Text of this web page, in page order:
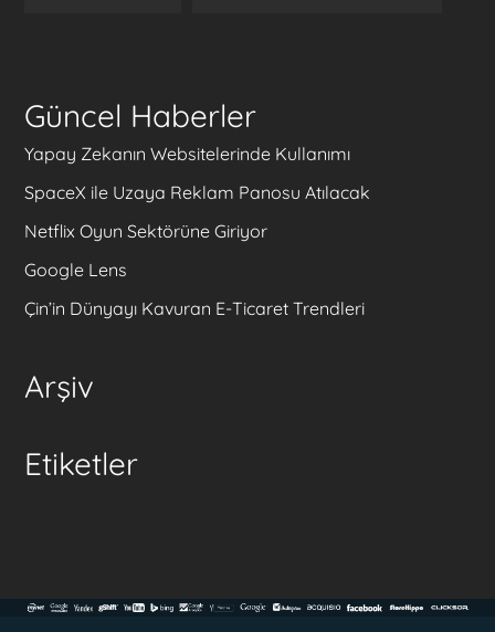
Güncel Haberler
Yapay Zekanın Websitelerinde Kullanımı
SpaceX ile Uzaya Reklam Panosu Atılacak
Netflix Oyun Sektörüne Giriyor
Google Lens
Çin’in Dünyayı Kavuran E-Ticaret Trendleri
Arşiv
Etiketler